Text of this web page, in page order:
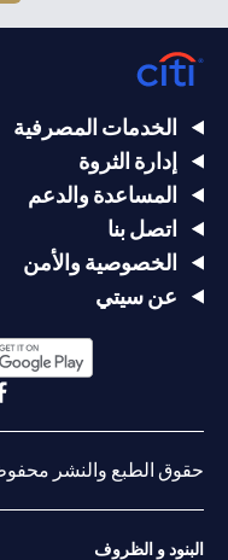
الخدمات المصرفية
إدارة الثروة
المساعدة والدعم
اتصل بنا
الخصوصية والأمن
عن سيتي
الطبع والنشر محفوظة ©2026 سيتي جروب انك.
و الظروف